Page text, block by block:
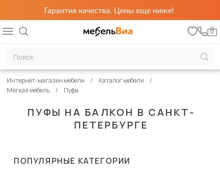
Гарантия качества. Цены еще ниже!
0
ПУФЫ НА БАЛКОН В САНКТ-
ПЕТЕРБУРГЕ
Интернет-магазин мебели
Каталог мебели
Мягкая мебель
Пуфы
ПОПУЛЯРНЫЕ КАТЕГОРИИ